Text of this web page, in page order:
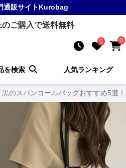
通販サイトKurobag
ご購入で送料無料
0 0
を検索 人気ランキング
黒のスパンコールバッグおすすめ5選